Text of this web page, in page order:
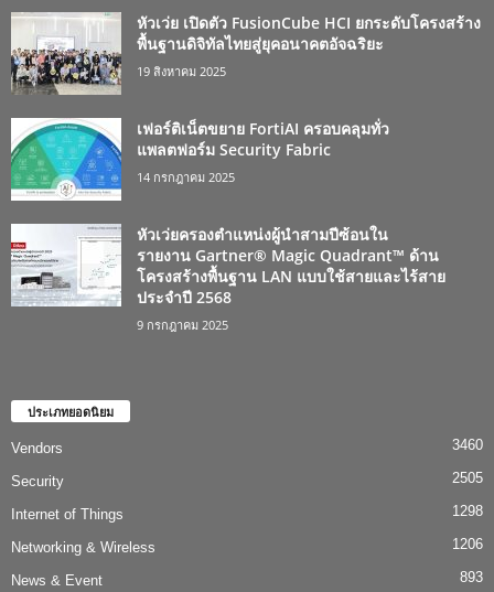
หัวเว่ย เปิดตัว FusionCube HCI ยกระดับโครงสร้าง
พื้นฐานดิจิทัลไทยสู่ยุคอนาคตอัจฉริยะ
19 สิงหาคม 2025
เฟอร์ติเน็ตขยาย FortiAI ครอบคลุมทั่ว
แพลตฟอร์ม Security Fabric
14 กรกฎาคม 2025
หัวเว่ยครองตำแหน่งผู้นำสามปีซ้อนใน
รายงาน Gartner® Magic Quadrant™ ด้าน
โครงสร้างพื้นฐาน LAN แบบใช้สายและไร้สาย
ประจำปี 2568
9 กรกฎาคม 2025
ประเภทยอดนิยม
Vendors 3460
Security 2505
Internet of Things 1298
Networking & Wireless 1206
News & Event 893